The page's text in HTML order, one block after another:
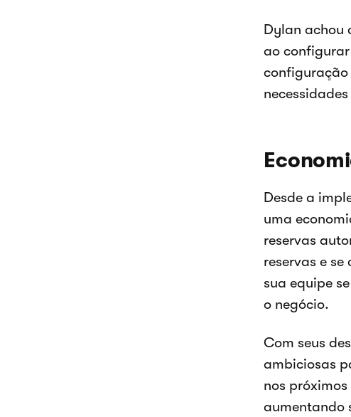
Dylan achou
ao configurar
configuração
Desde a
uma
reservas
reservas e
sua equipe
o negócio.
Com seus
ambiciosas
nos
aumentando